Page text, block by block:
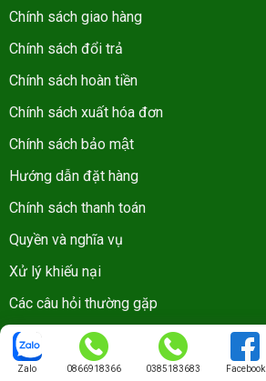
Chính sách giao hàng
Chính sách đổi trả
Chính sách hoàn tiền
Chính sách xuất hóa đơn
Chính sách bảo mật
Hướng dẫn đặt hàng
Chính sách thanh toán
Quyền và nghĩa vụ
Xử lý khiếu nại
Các câu hỏi thường gặp
Về chúng tôi
Zalo 0866918366 0385183683 Facebook